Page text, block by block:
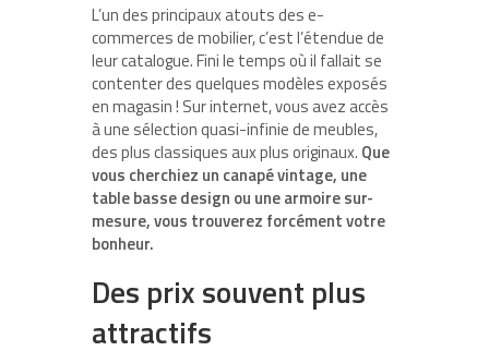
L’un des principaux atouts des e-
commerces de mobilier, c’est l’étendue de
leur catalogue. Fini le temps où il fallait se
contenter des quelques modèles exposés
en magasin ! Sur internet, vous avez accès
à une sélection quasi-infinie de meubles,
des plus classiques aux plus originaux. Que
vous cherchiez un canapé vintage, une
table basse design ou une armoire sur-
mesure, vous trouverez forcément votre
bonheur.
Des prix souvent plus
attractifs